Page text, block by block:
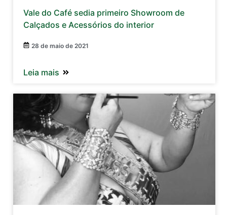
Vale do Café sedia primeiro Showroom de
Calçados e Acessórios do interior
28 de maio de 2021
Leia mais